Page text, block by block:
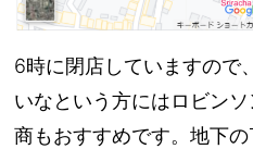
6時に閉店していますので
いなという方にはロビン
商もおすすめです。地下